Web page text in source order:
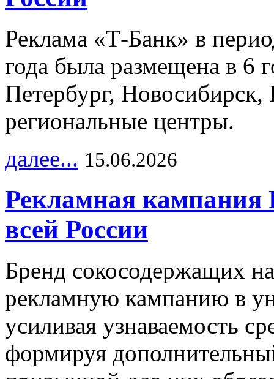
Реклама «Т-Банк» в
года была размещена в 6
Петербург,
региональные центры.
далее... 15.06.2026
Рекламная
всей России
Бренд сокосодержащих
рекламную кампанию в
усиливая узнаваемость
формируя